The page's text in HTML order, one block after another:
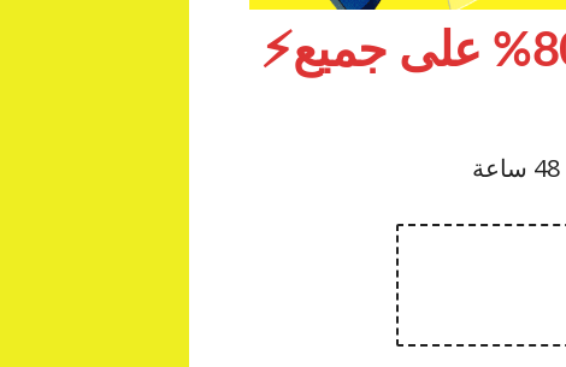
⚡كوبون خصم نون فعاال .. خصم يصل إلى 80% على جميع